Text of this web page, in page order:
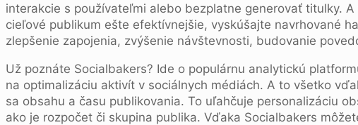
interakcie s používateľmi alebo bezplatne generovať titulky.
cieľové publikum ešte efektívnejšie, vyskúšajte navrhované
zlepšenie zapojenia, zvýšenie návštevnosti, budovanie
Už poznáte Socialbakers? Ide o populárnu analytickú
na optimalizáciu aktivít v sociálnych médiách. A to všetko
sa obsahu a času publikovania. To uľahčuje personalizáciu
ako je rozpočet či skupina publika. Vďaka Socialbakers